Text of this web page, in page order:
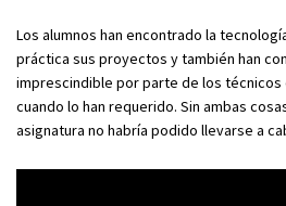
Los alumnos han encontrado la
práctica sus proyectos y también han
imprescindible por parte de los técnicos
cuando lo han requerido. Sin ambas
asignatura no habría podido llevarse a